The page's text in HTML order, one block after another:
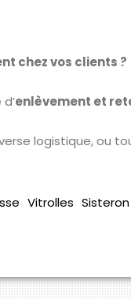
chez vos clients ?
enlèvement et
logistique,
Vitrolles Sisteron